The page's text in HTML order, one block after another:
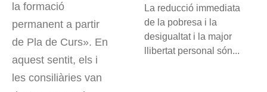
la formació
permanent a partir
de Pla de Curs». En
aquest sentit, els i
les consiliàries van
La reducció immediata
de la pobresa i la
desigualtat i la major
llibertat personal són...